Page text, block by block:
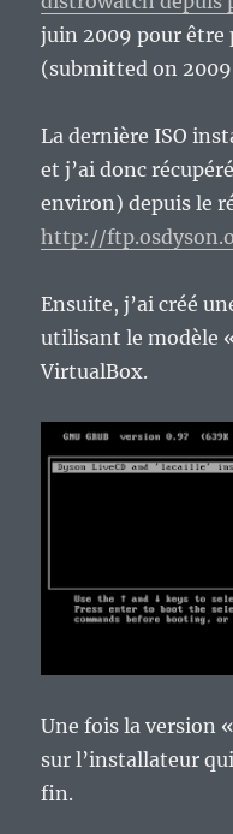
juin 2009 pour être
(submitted on
La dernière ISO
et j’ai donc
environ) depuis le
http://
Ensuite, j’ai créé
utilisant le modèle
VirtualBox.
Une fois la version
sur l’installateur
fin.